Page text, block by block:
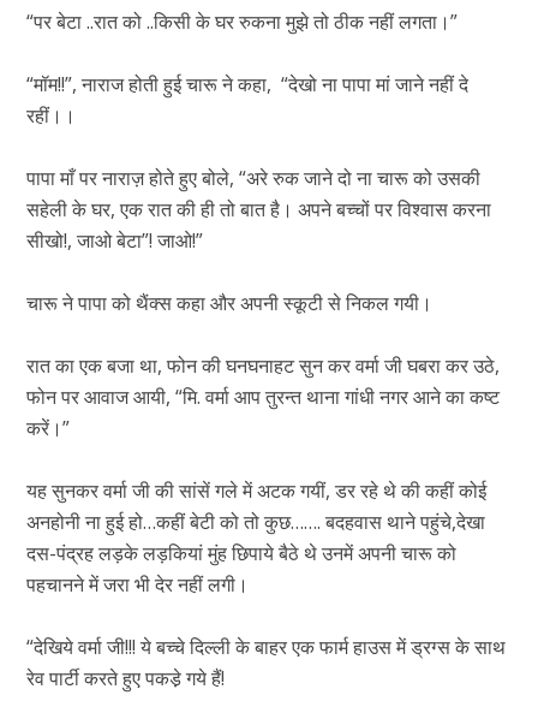
“पर बेटा ..रात को ..किसी के घर रुकना मुझे तो ठीक नहीं लगता।”
“मॉम!!”, नाराज होती हुई चारू ने कहा, “देखो ना पापा मां जाने नहीं दे
रहीं।।
पापा माँ पर नाराज़ होते हुए बोले, “अरे रुक जाने दो ना चारू को उसकी
सहेली के घर, एक रात की ही तो बात है। अपने बच्चों पर विश्वास करना
सीखो!, जाओ बेटा”! जाओ!”
चारू ने पापा को थैंक्स कहा और अपनी स्कूटी से निकल गयी।
रात का एक बजा था, फोन की घनघनाहट सुन कर वर्मा जी घबरा कर उठे,
फोन पर आवाज आयी, “मि. वर्मा आप तुरन्त थाना गांधी नगर आने का कष्ट
करें।”
यह सुनकर वर्मा जी की सांसें गले में अटक गयीं, डर रहे थे की कहीं कोई
अनहोनी ना हुई हो…कहीं बेटी को तो कुछ……. बदहवास थाने पहुंचे,देखा
दस-पंद्रह लड़के लड़कियां मुंह छिपाये बैठे थे उनमें अपनी चारू को
पहचानने में जरा भी देर नहीं लगी।
“देखिये वर्मा जी!!! ये बच्चे दिल्ली के बाहर एक फार्म हाउस में ड्रग्स के साथ
रेव पार्टी करते हुए पकडे़ गये हैं!